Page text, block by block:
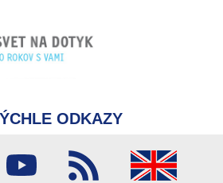
ODKAZY